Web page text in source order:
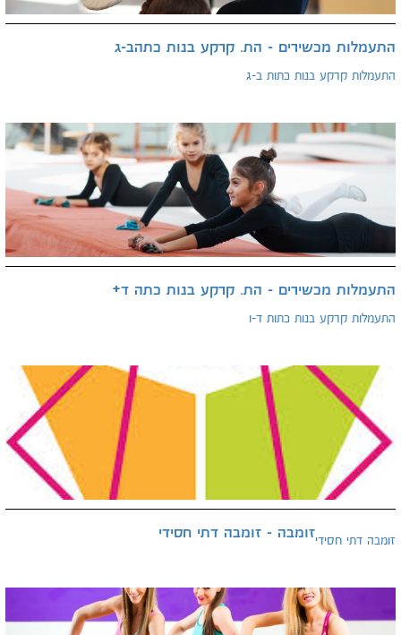
התעמלות מכשירים - הת. קרקע בנות כתהב-ג
התעמלות קרקע בנות כתות ב-ג
התעמלות מכשירים - הת. קרקע בנות כתה ד+
התעמלות קרקע בנות כתות ד-ו
זומבה - זומבה דתי חסידיזומבה דתי חסידי